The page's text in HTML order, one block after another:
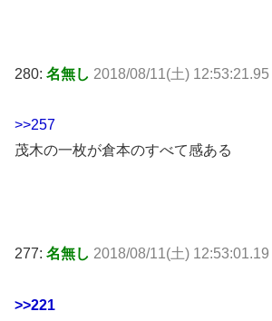
280: 名無し 2018/08/11(土)
>>257
茂木の一枚が倉本のすべて感ある
277: 名無し 2018/08/11(土)
>>221